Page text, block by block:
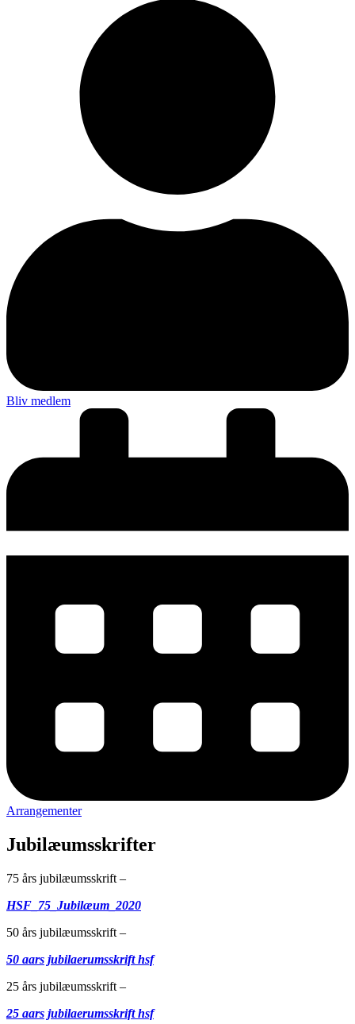
Bliv medlem
Arrangementer
Jubilæumsskrifter
75 års jubilæumsskrift –
HSF_75_Jubilæum_2020
50 års jubilæumsskrift –
50 aars jubilaerumsskrift hsf
25 års jubilæumsskrift –
25 aars jubilaerumsskrift hsf